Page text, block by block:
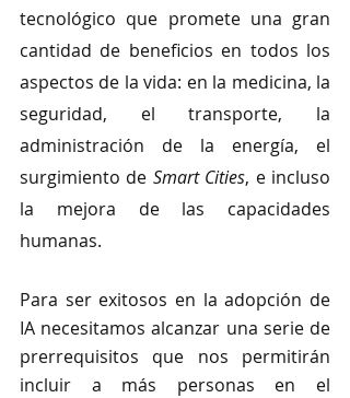
tecnológico que promete una gran
cantidad de beneficios en todos los
aspectos de la vida: en la medicina, la
seguridad, el transporte, la
administración de la energía, el
surgimiento de Smart Cities, e incluso
la mejora de las capacidades
humanas.
Para ser exitosos en la adopción de
IA necesitamos alcanzar una serie de
prerrequisitos que nos permitirán
incluir a más personas en el